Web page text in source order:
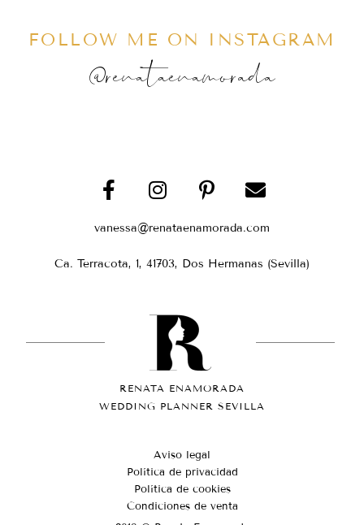
FOLLOW ME ON INSTAGRAM
@renataenamorada
vanessa@renataenamorada.com
Ca. Terracota, 1, 41703, Dos Hermanas (Sevilla)
RENATA ENAMORADA
WEDDING PLANNER SEVILLA
Aviso legal
Política de privacidad
Política de cookies
Condiciones de venta